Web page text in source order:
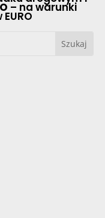
– na warunki